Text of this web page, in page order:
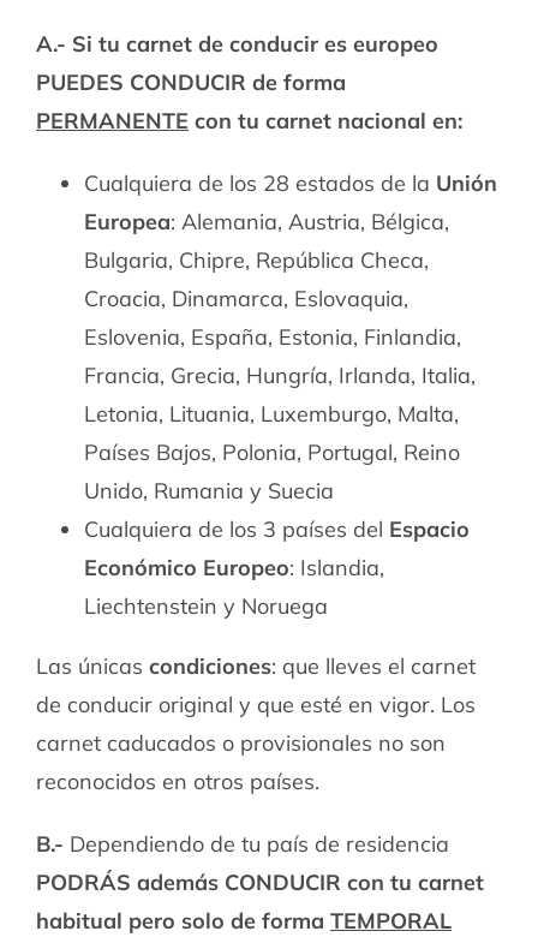
A.- Si tu carnet de conducir es europeo
PUEDES CONDUCIR de forma
PERMANENTE con tu carnet nacional en:
Cualquiera de los 28 estados de la Unión
Europea: Alemania, Austria, Bélgica,
Bulgaria, Chipre, República Checa,
Croacia, Dinamarca, Eslovaquia,
Eslovenia, España, Estonia, Finlandia,
Francia, Grecia, Hungría, Irlanda, Italia,
Letonia, Lituania, Luxemburgo, Malta,
Países Bajos, Polonia, Portugal, Reino
Unido, Rumania y Suecia
Cualquiera de los 3 países del Espacio
Económico Europeo: Islandia,
Liechtenstein y Noruega
Las únicas condiciones: que lleves el carnet
de conducir original y que esté en vigor. Los
carnet caducados o provisionales no son
reconocidos en otros países.
B.- Dependiendo de tu país de residencia
PODRÁS además CONDUCIR con tu carnet
habitual pero solo de forma TEMPORAL